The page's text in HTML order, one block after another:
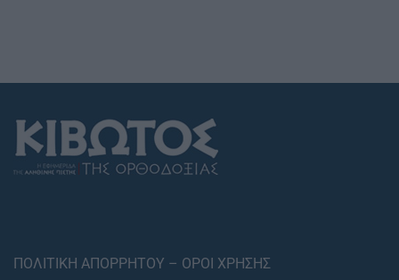
ΠΟΛΙΤΙΚΗ ΑΠΟΡΡΗΤΟΥ – ΟΡΟΙ ΧΡΗΣΗΣ